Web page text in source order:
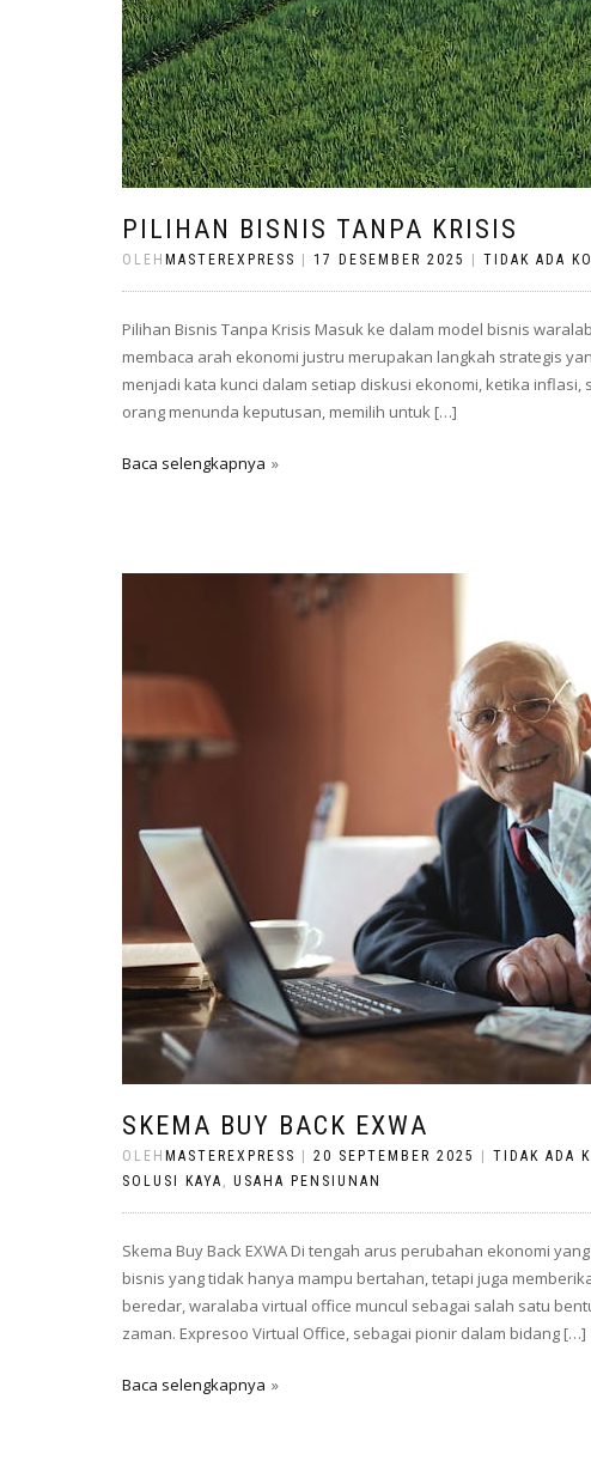
PILIHAN BISNIS TANPA KRISIS
OLEH MASTEREXPRESS 17 DESEMBER 2025 TIDAK ADA
Pilihan Bisnis Tanpa Krisis Masuk ke dalam model bisnis
membaca arah ekonomi justru merupakan langkah strategis
menjadi kata kunci dalam setiap diskusi ekonomi, ketika
orang menunda keputusan, memilih untuk […]
Baca selengkapnya
SKEMA BUY BACK EXWA
OLEH MASTEREXPRESS 20 SEPTEMBER 2025 TIDAK ADA
SOLUSI KAYA , USAHA PENSIUNAN
Skema Buy Back EXWA Di tengah arus perubahan ekonomi
bisnis yang tidak hanya mampu bertahan, tetapi juga
beredar, waralaba virtual office muncul sebagai salah satu
zaman. Expresoo Virtual Office, sebagai pionir dalam bidang […]
Baca selengkapnya